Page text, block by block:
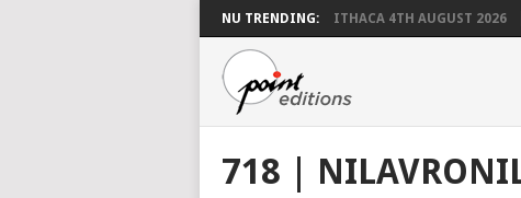
NU TRENDING: ITHACA 4TH AUGUST 2026
718 |